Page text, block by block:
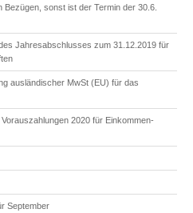
sonst ist der Termin der 30.6.
Jahresabschlusses zum 31.12.2019 für
ausländischer MwSt (EU) für das
2020 für Einkommen-
September